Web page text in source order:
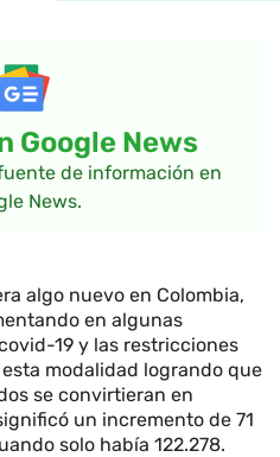
Google News
de información en
News.
algo nuevo en Colombia,
en algunas
19 y las restricciones
modalidad logrando que
se convirtieran en
un incremento de 71
solo había 122.278.